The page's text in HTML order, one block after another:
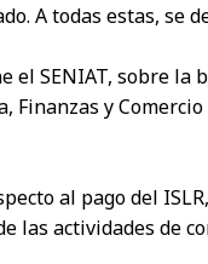
A todas estas, se
SENIAT, sobre la
Finanzas y
al pago del
actividades de